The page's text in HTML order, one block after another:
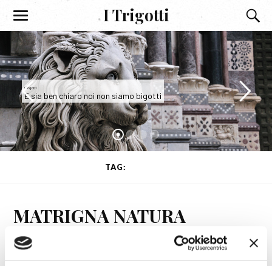
I Trigotti
I Trigotti
E sia ben chiaro noi non siamo bigotti
TAG:
MATRIGNA NATURA
26 SETTEMBRE 2020
CAELI ENARRANT GLORIAM DEI,HUMANAE LITTERAE